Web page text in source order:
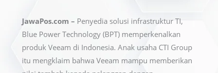
JawaPos.com – Penyedia solusi infrastruktur TI,
Blue Power Technology (BPT) memperkenalkan
produk Veeam di Indonesia. Anak usaha CTI Group
itu mengklaim bahwa Veeam mampu memberikan